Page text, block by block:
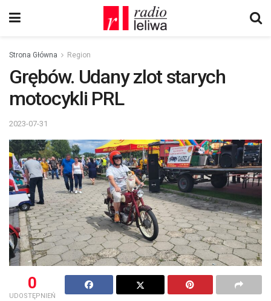
Strona Główna Region
Grębów. Udany zlot starych
motocykli PRL
2023-07-31
0
UDOSTĘPNIEŃ